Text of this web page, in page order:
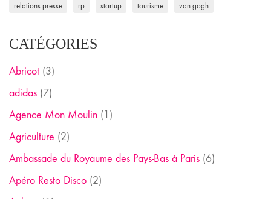
relations presse rp startup tourisme van gogh
CATÉGORIES
Abricot (3)
adidas (7)
Agence Mon Moulin (1)
Agriculture (2)
Ambassade du Royaume des Pays-Bas à Paris (6)
Apéro Resto Disco (2)